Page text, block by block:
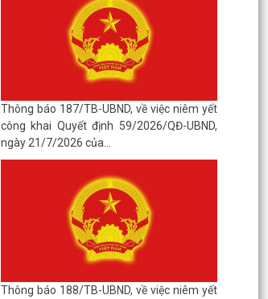
Thông báo 187/TB-UBND, về việc niêm yết
công khai Quyết định 59/2026/QĐ-UBND,
ngày 21/7/2026 của...
Thông báo 188/TB-UBND, về việc niêm yết